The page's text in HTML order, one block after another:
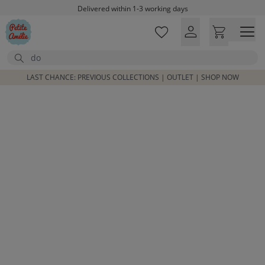
Skip to main contentDelivered within 1-3 working days
Free shipping on orders above £100*
Search
LAST CHANCE: PREVIOUS COLLECTIONS | OUTLET | SHOP NOW